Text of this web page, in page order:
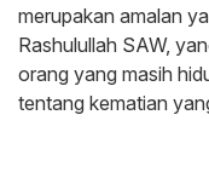
merupakan amalan
Rashulullah SAW,
orang yang masih
tentang kematian